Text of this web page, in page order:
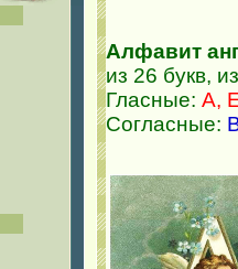
Алфавит
из 26 букв,
Гласные: A,
Согласные: